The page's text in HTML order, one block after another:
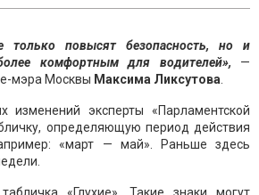
только повысят безопасность, но и
комфортным для водителей», —
мэра Москвы Максима Ликсутова
изменений эксперты «Парламентской
определяющую период действия
«март — май». Раньше здесь